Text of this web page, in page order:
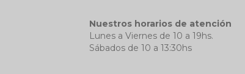
Nuestros horarios de atención
Lunes a Viernes de 10 a 19hs.
Sábados de 10 a 13:30hs